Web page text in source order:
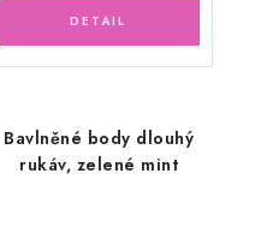
Bavlněné body dlouhý
rukáv, zelené mint